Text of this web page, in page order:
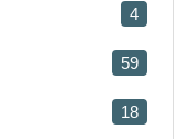
4
59
18